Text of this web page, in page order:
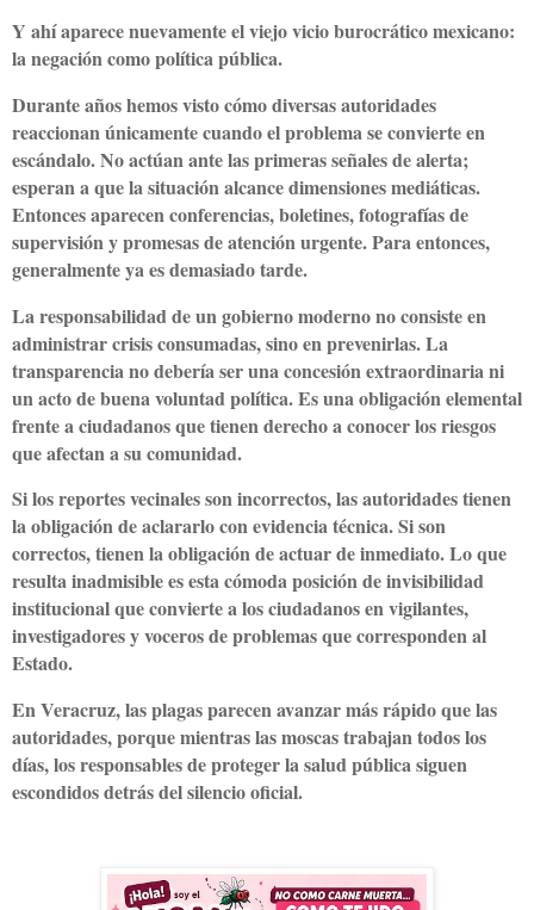
Y ahí aparece nuevamente el viejo vicio burocrático mexicano:
la negación como política pública.
Durante años hemos visto cómo diversas autoridades
reaccionan únicamente cuando el problema se convierte en
escándalo. No actúan ante las primeras señales de alerta;
esperan a que la situación alcance dimensiones mediáticas.
Entonces aparecen conferencias, boletines, fotografías de
supervisión y promesas de atención urgente. Para entonces,
generalmente ya es demasiado tarde.
La responsabilidad de un gobierno moderno no consiste en
administrar crisis consumadas, sino en prevenirlas. La
transparencia no debería ser una concesión extraordinaria ni
un acto de buena voluntad política. Es una obligación elemental
frente a ciudadanos que tienen derecho a conocer los riesgos
que afectan a su comunidad.
Si los reportes vecinales son incorrectos, las autoridades tienen
la obligación de aclararlo con evidencia técnica. Si son
correctos, tienen la obligación de actuar de inmediato. Lo que
resulta inadmisible es esta cómoda posición de invisibilidad
institucional que convierte a los ciudadanos en vigilantes,
investigadores y voceros de problemas que corresponden al
Estado.
En Veracruz, las plagas parecen avanzar más rápido que las
autoridades, porque mientras las moscas trabajan todos los
días, los responsables de proteger la salud pública siguen
escondidos detrás del silencio oficial.